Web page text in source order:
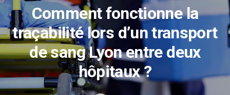
Comment fonctionne la
traçabilité lors d’un transport
de sang Lyon entre deux
hôpitaux ?